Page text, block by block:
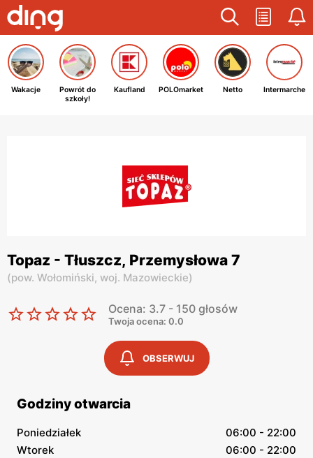
Wakacje
Powrót do
szkoły!
Kaufland POLOmarket Netto Intermarche
Topaz - Tłuszcz, Przemysłowa 7
(pow. Wołomiński, woj. Mazowieckie)
Ocena: 3.7 - 150 głosów
Twoja ocena: 0.0
OBSERWUJ
Godziny otwarcia
Poniedziałek
06:00 - 22:00
Wtorek
06:00 - 22:00